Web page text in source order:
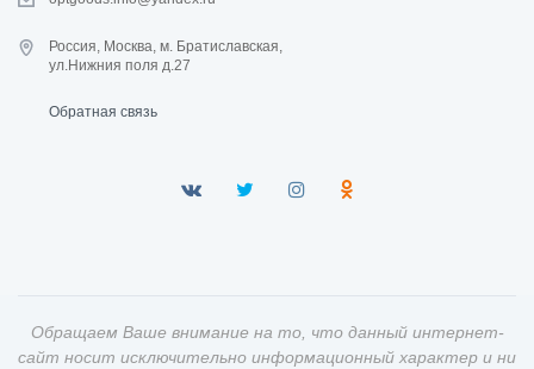
Россия, Москва, м. Братиславская,
ул.Нижния поля д.27
Обратная связь
Обращаем Ваше внимание на то, что данный интернет-
сайт носит исключительно информационный характер и ни